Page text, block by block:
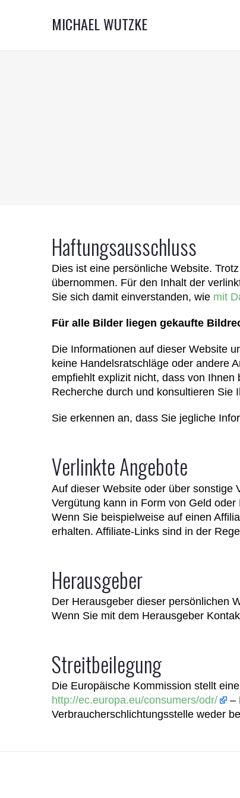
MICHAEL WUTZKE
Haftungsausschluss
Dies ist eine persönliche Website.
übernommen. Für den Inhalt der
Sie sich damit einverstanden, wie mit
Für alle Bilder liegen gekaufte
Die Informationen auf dieser Website
keine Handelsratschläge oder andere
empfiehlt explizit nicht, dass von
Recherche durch und konsultieren Sie
Sie erkennen an, dass Sie jegliche
Verlinkte Angebote
Auf dieser Website oder über sonstige
Vergütung kann in Form von Geld
Wenn Sie beispielweise auf einen
erhalten. Affiliate-Links sind in der
Herausgeber
Der Herausgeber dieser persönlichen
Wenn Sie mit dem Herausgeber
Streitbeilegung
Die Europäische Kommission stellt
http://ec.europa.eu/consumers/odr/
–
Verbraucherschlichtungsstelle weder